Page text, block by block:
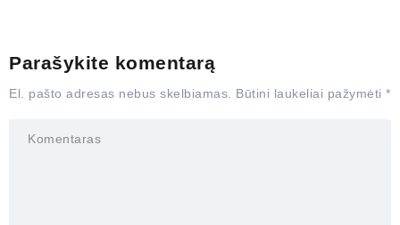
Parašykite komentarą
El. pašto adresas nebus skelbiamas. Būtini laukeliai pažymėti *